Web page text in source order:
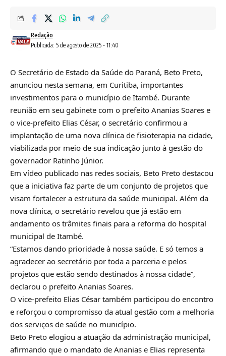
Publicada: 5 de agosto de 2025 - 11:40
Redação
O Secretário de Estado da Saúde do Paraná, Beto Preto,
anunciou nesta semana, em Curitiba, importantes
investimentos para o município de Itambé. Durante
reunião em seu gabinete com o prefeito Ananias Soares e
o vice-prefeito Elias César, o secretário confirmou a
implantação de uma nova clínica de fisioterapia na cidade,
viabilizada por meio de sua indicação junto à gestão do
governador Ratinho Júnior.
Em vídeo publicado nas redes sociais, Beto Preto destacou
que a iniciativa faz parte de um conjunto de projetos que
visam fortalecer a estrutura da saúde municipal. Além da
nova clínica, o secretário revelou que já estão em
andamento os trâmites finais para a reforma do hospital
municipal de Itambé.
“Estamos dando prioridade à nossa saúde. E só temos a
agradecer ao secretário por toda a parceria e pelos
projetos que estão sendo destinados à nossa cidade”,
declarou o prefeito Ananias Soares.
O vice-prefeito Elias César também participou do encontro
e reforçou o compromisso da atual gestão com a melhoria
dos serviços de saúde no município.
Beto Preto elogiou a atuação da administração municipal,
afirmando que o mandato de Ananias e Elias representa